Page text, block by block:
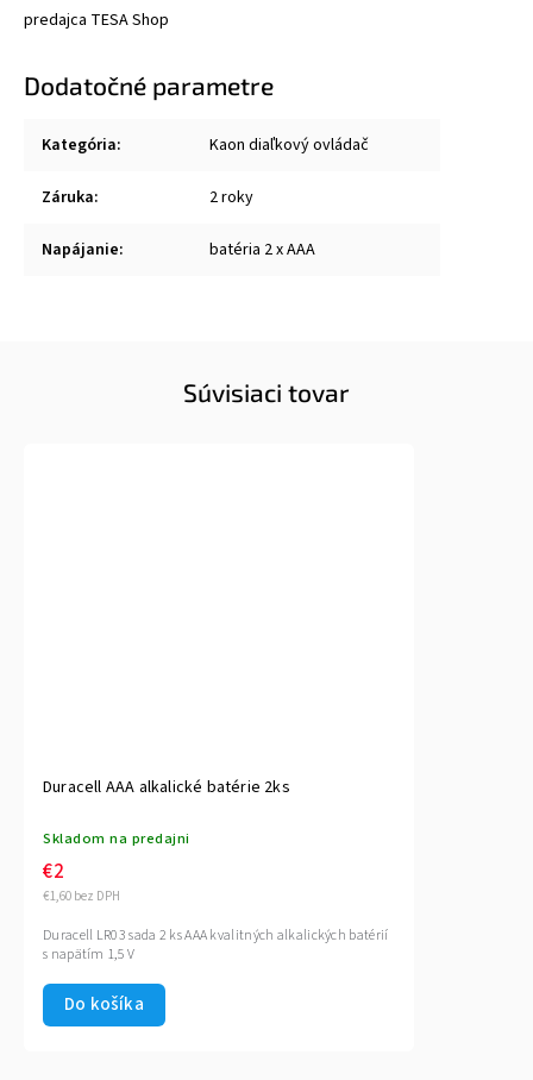
predajca TESA Shop
Dodatočné parametre
Kategória: Kaon diaľkový ovládač
Záruka: 2 roky
Napájanie: batéria 2 x AAA
Súvisiaci tovar
Duracell AAA alkalické batérie 2ks
Skladom na predajni
€1,60 bez DPH
€2
Do košíka
Duracell LR03 sada 2 ks AAA kvalitných alkalických batérií
s napätím 1,5 V